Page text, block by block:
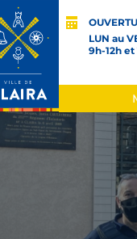
LUN au
9h-12h et